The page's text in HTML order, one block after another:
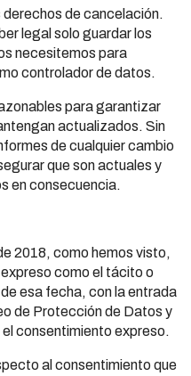
de cancelación.
legal solo guardar los
necesitemos para
controlador de datos.
para garantizar
actualizados. Sin
de cualquier cambio
que son actuales y
en consecuencia.
2018, como hemos visto,
como el tácito o
esa fecha, con la entrada
de Protección de Datos y
el consentimiento expreso.
al consentimiento que